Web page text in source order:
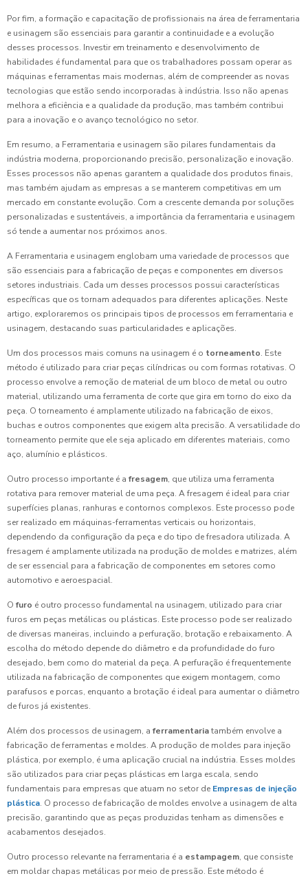
Por fim, a formação e capacitação de profissionais na área de ferramentaria
e usinagem são essenciais para garantir a continuidade e a evolução
desses processos. Investir em treinamento e desenvolvimento de
habilidades é fundamental para que os trabalhadores possam operar as
máquinas e ferramentas mais modernas, além de compreender as novas
tecnologias que estão sendo incorporadas à indústria. Isso não apenas
melhora a eficiência e a qualidade da produção, mas também contribui
para a inovação e o avanço tecnológico no setor.
Em resumo, a Ferramentaria e usinagem são pilares fundamentais da
indústria moderna, proporcionando precisão, personalização e inovação.
Esses processos não apenas garantem a qualidade dos produtos finais,
mas também ajudam as empresas a se manterem competitivas em um
mercado em constante evolução. Com a crescente demanda por soluções
personalizadas e sustentáveis, a importância da ferramentaria e usinagem
só tende a aumentar nos próximos anos.
A Ferramentaria e usinagem englobam uma variedade de processos que
são essenciais para a fabricação de peças e componentes em diversos
setores industriais. Cada um desses processos possui características
específicas que os tornam adequados para diferentes aplicações. Neste
artigo, exploraremos os principais tipos de processos em ferramentaria e
usinagem, destacando suas particularidades e aplicações.
Um dos processos mais comuns na usinagem é o torneamento. Este
método é utilizado para criar peças cilíndricas ou com formas rotativas. O
processo envolve a remoção de material de um bloco de metal ou outro
material, utilizando uma ferramenta de corte que gira em torno do eixo da
peça. O torneamento é amplamente utilizado na fabricação de eixos,
buchas e outros componentes que exigem alta precisão. A versatilidade do
torneamento permite que ele seja aplicado em diferentes materiais, como
aço, alumínio e plásticos.
Outro processo importante é a fresagem, que utiliza uma ferramenta
rotativa para remover material de uma peça. A fresagem é ideal para criar
superfícies planas, ranhuras e contornos complexos. Este processo pode
ser realizado em máquinas-ferramentas verticais ou horizontais,
dependendo da configuração da peça e do tipo de fresadora utilizada. A
fresagem é amplamente utilizada na produção de moldes e matrizes, além
de ser essencial para a fabricação de componentes em setores como
automotivo e aeroespacial.
O furo é outro processo fundamental na usinagem, utilizado para criar
furos em peças metálicas ou plásticas. Este processo pode ser realizado
de diversas maneiras, incluindo a perfuração, brotação e rebaixamento. A
escolha do método depende do diâmetro e da profundidade do furo
desejado, bem como do material da peça. A perfuração é frequentemente
utilizada na fabricação de componentes que exigem montagem, como
parafusos e porcas, enquanto a brotação é ideal para aumentar o diâmetro
de furos já existentes.
Além dos processos de usinagem, a ferramentariatambém envolve a
fabricação de ferramentas e moldes. A produção de moldes para injeção
plástica, por exemplo, é uma aplicação crucial na indústria. Esses moldes
são utilizados para criar peças plásticas em larga escala, sendo
fundamentais para empresas que atuam no setor de Empresas de injeção
plástica. O processo de fabricação de moldes envolve a usinagem de alta
precisão, garantindo que as peças produzidas tenham as dimensões e
acabamentos desejados.
Outro processo relevante na ferramentaria é a estampagem, que consiste
em moldar chapas metálicas por meio de pressão. Este método é